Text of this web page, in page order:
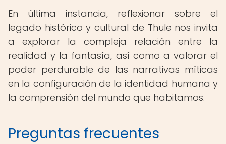
En última instancia, reflexionar sobre el
legado histórico y cultural de Thule nos invita
a explorar la compleja relación entre la
realidad y la fantasía, así como a valorar el
poder perdurable de las narrativas míticas
en la configuración de la identidad humana y
la comprensión del mundo que habitamos.
Preguntas frecuentes